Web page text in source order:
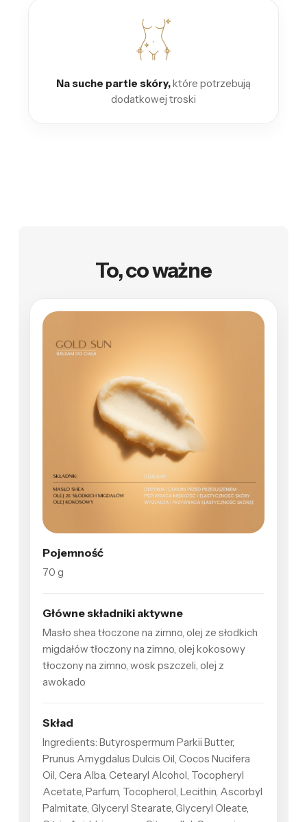
Na suche partie skóry,które potrzebują
dodatkowej troski
To, co ważne
Pojemność
70 g
Główne składniki aktywne
Masło shea tłoczone na zimno, olej ze słodkich
migdałów tłoczony na zimno, olej kokosowy
tłoczony na zimno, wosk pszczeli, olej z
awokado
Skład
Ingredients: Butyrospermum Parkii Butter,
Prunus Amygdalus Dulcis Oil, Cocos Nucifera
Oil, Cera Alba, Cetearyl Alcohol, Tocopheryl
Acetate, Parfum, Tocopherol, Lecithin, Ascorbyl
Palmitate, Glyceryl Stearate, Glyceryl Oleate,